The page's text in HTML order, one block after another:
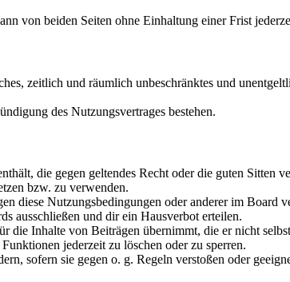
von beiden Seiten ohne Einhaltung einer Frist
zeitlich und räumlich unbeschränktes und
des Nutzungsvertrages bestehen.
die gegen geltendes Recht oder die guten Sitten
bzw. zu verwenden.
diese Nutzungsbedingungen oder anderer im Board
ausschließen und dir ein Hausverbot erteilen.
die Inhalte von Beiträgen übernimmt, die er nicht
jederzeit zu löschen oder zu sperren.
sofern sie gegen o. g. Regeln verstoßen oder